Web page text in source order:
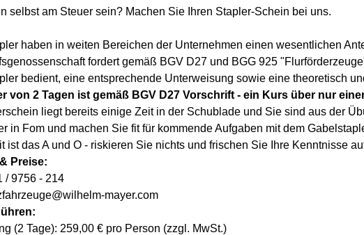
selbst am Steuer sein? Machen Sie Ihren Stapler-Schein bei uns.
haben in weiten Bereichen der Unternehmen einen wesentlichen
fordert gemäß BGV D27 und BGG 925
bedient, eine entsprechende Unterweisung sowie eine theoretisch
von 2 Tagen ist gemäß BGV D27 Vorschrift - ein Kurs über nur
liegt bereits einige Zeit in der Schublade und Sie sind aus der
in Fom und machen Sie fit für kommende Aufgaben mit dem
ist das A und O - riskieren Sie nichts und frischen Sie Ihre Kenntnisse
Preise:
/ 9756 - 214
mayer.com
(2 Tage): 259,00 € pro Person (zzgl. MwSt.)